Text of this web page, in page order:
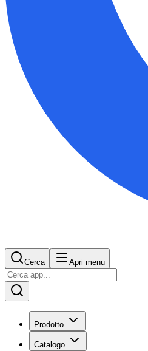
Cerca Apri menu
Prodotto
Catalogo